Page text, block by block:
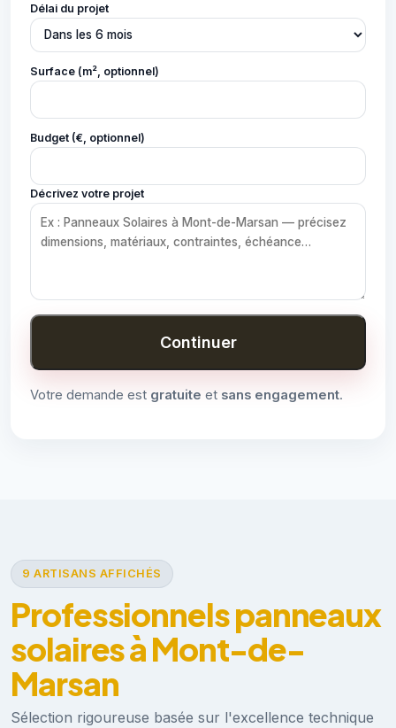
Délai du projet
Surface (m², optionnel)
Budget (€, optionnel)
Décrivez votre projet
Continuer
Votre demande est gratuite et sans engagement.
9 ARTISANS AFFICHÉS
Professionnels panneaux
solaires à Mont-de-
Marsan
Sélection rigoureuse basée sur l'excellence technique